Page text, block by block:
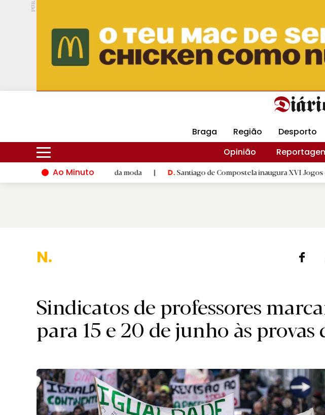
PUB.
Hoje 18ºC 29ºC DMtv Revista Minha
Braga Região Desporto
Opinião
Ao Minuto
do mundo da moda D.Santiago de Compostela inaugura XVI Jogos do Eixo
Naci
Sindicatos de professores
para 15 e 20 de junho às provas